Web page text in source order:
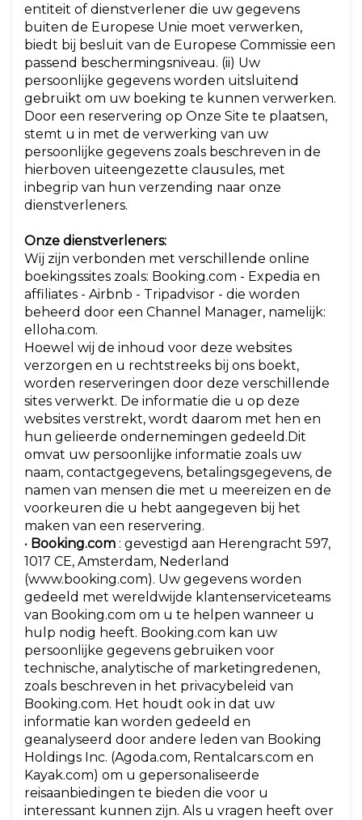
entiteit of dienstverlener die uw gegevens
buiten de Europese Unie moet verwerken,
biedt bij besluit van de Europese Commissie een
passend beschermingsniveau. (ii) Uw
persoonlijke gegevens worden uitsluitend
gebruikt om uw boeking te kunnen verwerken.
Door een reservering op Onze Site te plaatsen,
stemt u in met de verwerking van uw
persoonlijke gegevens zoals beschreven in de
hierboven uiteengezette clausules, met
inbegrip van hun verzending naar onze
dienstverleners.
Onze dienstverleners:
Wij zijn verbonden met verschillende online
boekingssites zoals: Booking.com - Expedia en
affiliates - Airbnb - Tripadvisor - die worden
beheerd door een Channel Manager, namelijk:
elloha.com.
Hoewel wij de inhoud voor deze websites
verzorgen en u rechtstreeks bij ons boekt,
worden reserveringen door deze verschillende
sites verwerkt. De informatie die u op deze
websites verstrekt, wordt daarom met hen en
hun gelieerde ondernemingen gedeeld.Dit
omvat uw persoonlijke informatie zoals uw
naam, contactgegevens, betalingsgegevens, de
namen van mensen die met u meereizen en de
voorkeuren die u hebt aangegeven bij het
maken van een reservering.
• Booking.com : gevestigd aan Herengracht 597,
1017 CE, Amsterdam, Nederland
(www.booking.com). Uw gegevens worden
gedeeld met wereldwijde klantenserviceteams
van Booking.com om u te helpen wanneer u
hulp nodig heeft. Booking.com kan uw
persoonlijke gegevens gebruiken voor
technische, analytische of marketingredenen,
zoals beschreven in het privacybeleid van
Booking.com. Het houdt ook in dat uw
informatie kan worden gedeeld en
geanalyseerd door andere leden van Booking
Holdings Inc. (Agoda.com, Rentalcars.com en
Kayak.com) om u gepersonaliseerde
reisaanbiedingen te bieden die voor u
interessant kunnen zijn. Als u vragen heeft over